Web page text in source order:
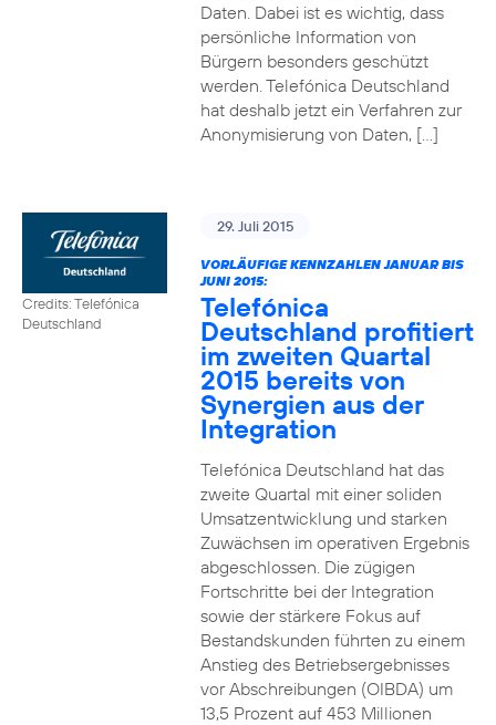
Daten. Dabei ist es wichtig, dass
persönliche Information von
Bürgern besonders geschützt
werden. Telefónica Deutschland
hat deshalb jetzt ein Verfahren zur
Anonymisierung von Daten, […]
Credits: Telefónica
Deutschland
29. Juli 2015
VORLÄUFIGE KENNZAHLEN JANUAR BIS
JUNI 2015:
Telefónica
Deutschland profitiert
im zweiten Quartal
2015 bereits von
Synergien aus der
Integration
Telefónica Deutschland hat das
zweite Quartal mit einer soliden
Umsatzentwicklung und starken
Zuwächsen im operativen Ergebnis
abgeschlossen. Die zügigen
Fortschritte bei der Integration
sowie der stärkere Fokus auf
Bestandskunden führten zu einem
Anstieg des Betriebsergebnisses
vor Abschreibungen (OIBDA) um
13,5 Prozent auf 453 Millionen